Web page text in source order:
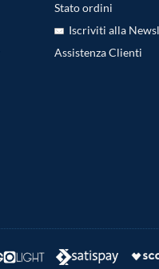
Stato ordini
Iscriviti alla
Assistenza Clienti